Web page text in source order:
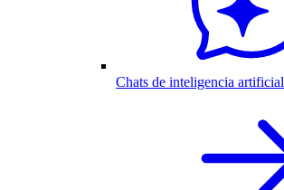
Chats de inteligencia artificial